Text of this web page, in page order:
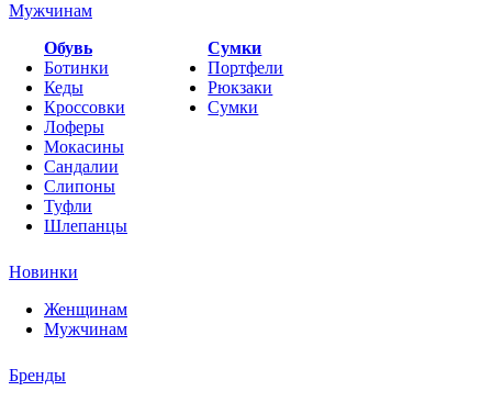
Мужчинам
Обувь
Ботинки
Кеды
Кроссовки
Лоферы
Мокасины
Сандалии
Слипоны
Туфли
Шлепанцы
Сумки
Портфели
Рюкзаки
Сумки
Новинки
Женщинам
Мужчинам
Бренды